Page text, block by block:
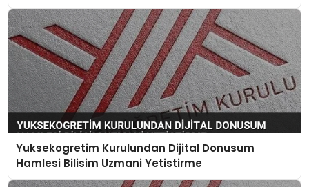
Yuksekogretim Kurulundan Dijital Donusum
Hamlesi Bilisim Uzmani Yetistirme